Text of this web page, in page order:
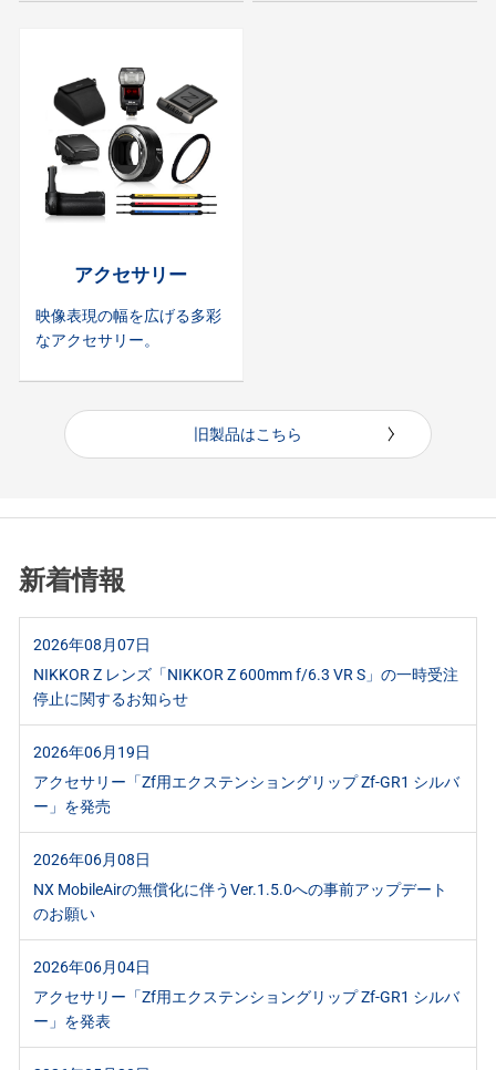
アクセサリー
映像表現の幅を広げる多彩
なアクセサリー。
旧製品はこちら
新着情報
2026年08月07日
NIKKOR Z レンズ「NIKKOR Z 600mm f/6.3 VR S」の一時受注
停止に関するお知らせ
2026年06月19日
アクセサリー「Zf用エクステンショングリップ Zf-GR1 シルバ
ー」を発売
2026年06月08日
NX MobileAirの無償化に伴うVer.1.5.0への事前アップデート
のお願い
2026年06月04日
アクセサリー「Zf用エクステンショングリップ Zf-GR1 シルバ
ー」を発表